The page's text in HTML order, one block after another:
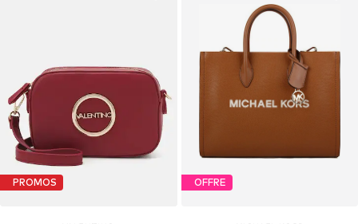
PROMOS OFFRE